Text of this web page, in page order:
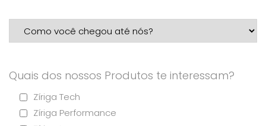
Quais dos nossos Produtos te interessam?
Zíriga Tech
Zíriga Performance